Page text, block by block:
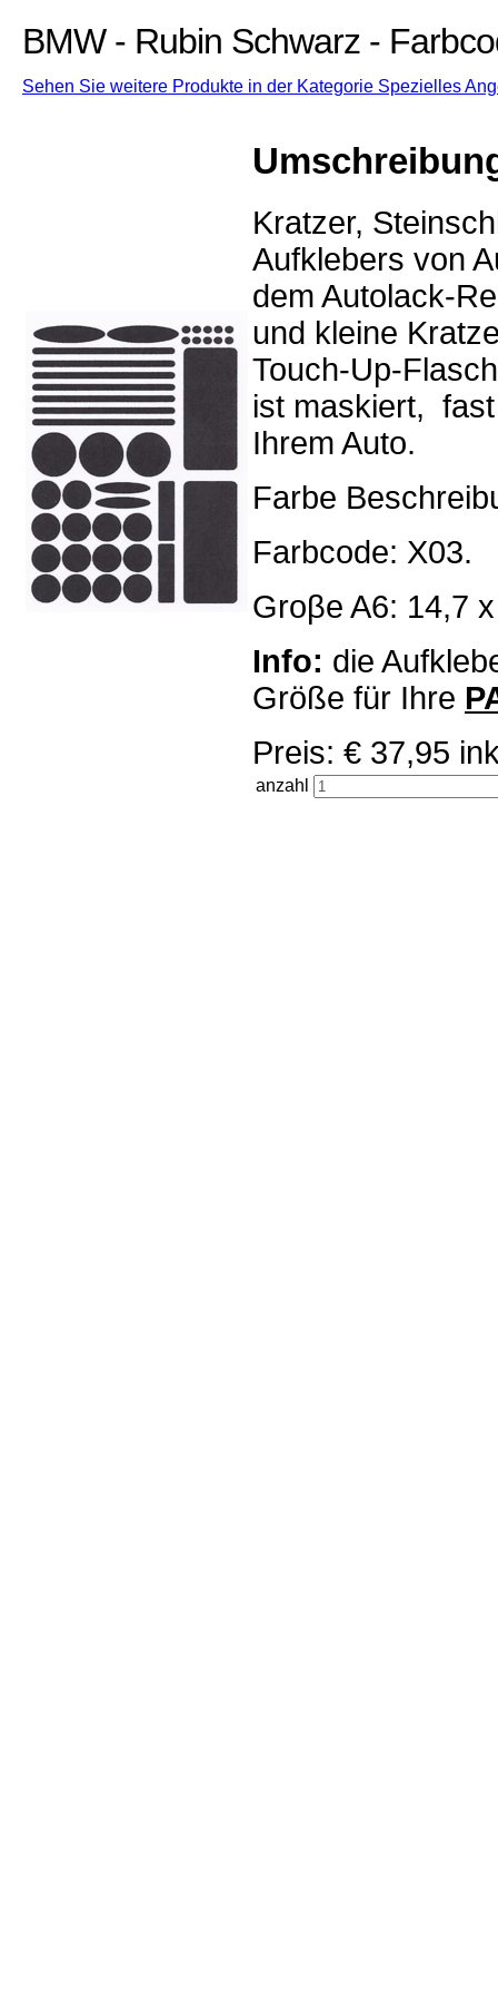
BMW - Rubin Schwarz -
Sehen Sie weitere Produkte in der Kategorie Spezielles
Kratzer,
Aufklebers von
dem Autolack-
und kleine
Touch-Up-
ist maskiert,
Ihrem Auto.
Farbe
Farbcode: X03.
Groβe A6: 14,7
Info: die
Größe für Ihre
Preis: € 37,95
anzahl